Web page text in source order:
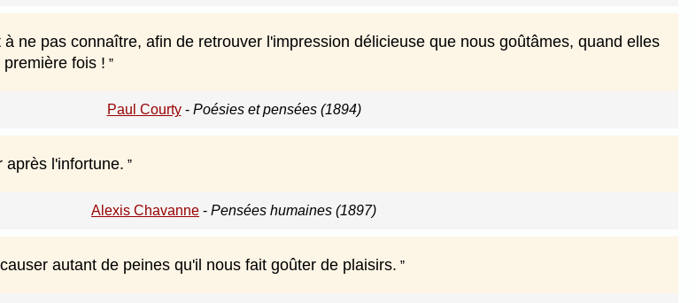
ne pas connaître, afin de retrouver l'impression délicieuse que nous goûtâmes, quand elles
fois !
Paul Courty- Poésies et pensées (1894)
après l'infortune.
Alexis Chavanne - Pensées humaines (1897)
autant de peines qu'il nous fait goûter de plaisirs.